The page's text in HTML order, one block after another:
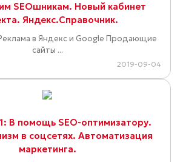
SEOшникам. Новый кабинет
Яндекс.Справочник.
в Яндекс и Google Продающие
сайты ...
2019-09-04
В помощь SEO-оптимизатору.
в соцсетях. Автоматизация
маркетинга.